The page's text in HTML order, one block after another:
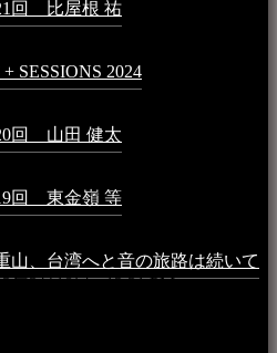
回 比屋根 祐
SESSIONS 2024
回 山田 健太
回 東金嶺 等
山、台湾へと音の旅路は続いて
年3月18日 - 12:31 PM